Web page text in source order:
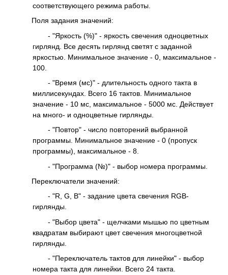
соответствующего режима работы.
Поля задания значений:
- "Яркость (%)" - яркость свечения одноцветных
гирлянд. Все десять гирлянд светят с заданной
яркостью. Минимальное значение - 0, максимальное -
100.
- "Время (мс)" - длительность одного такта в
миллисекундах. Всего 16 тактов. Минимальное
значение - 10 мс, максимальное - 5000 мс. Действует
на много- и одноцветные гирлянды.
- "Повтор" - число повторений выбранной
программы. Минимальное значение - 0 (пропуск
программы), максимальное - 8.
- "Программа (№)" - выбор номера программы.
Переключатели значений:
- "R, G, B" - задание цвета свечения RGB-
гирлянды.
- "Выбор цвета" - щелчками мышью по цветным
квадратам выбирают цвет свечения многоцветной
гирлянды.
- "Переключатель тактов для линейки" - выбор
номера такта для линейки. Всего 24 такта.